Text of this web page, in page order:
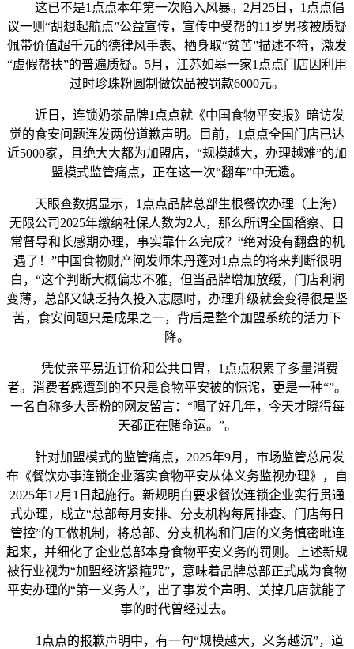
这已不是1点点本年第一次陷入风暴。2月25日，1点点倡
议一则“胡想起航点”公益宣传，宣传中受帮的11岁男孩被质疑
佩带价值超千元的德律风手表、栖身取“贫苦”描述不符，激发
“虚假帮扶”的普遍质疑。5月，江苏如皋一家1点点门店因利用
过时珍珠粉圆制做饮品被罚款6000元。
近日，连锁奶茶品牌1点点就《中国食物平安报》暗访发
觉的食安问题连发两份道歉声明。目前，1点点全国门店已达
近5000家，且绝大大都为加盟店，“规模越大，办理越难”的加
盟模式监管痛点，正在这一次“翻车”中无遗。
天眼查数据显示，1点点品牌总部生根餐饮办理（上海）
无限公司2025年缴纳社保人数为2人，那么所谓全国稽察、日
常督导和长感期办理，事实靠什么完成？“绝对没有翻盘的机
遇了！”中国食物财产阐发师朱丹蓬对1点点的将来判断很明
白，“这个判断大概偏悲不雅，但当品牌增加放缓，门店利润
变薄，总部又缺乏持久投入志愿时，办理升级就会变得很是坚
苦，食安问题只是成果之一，背后是整个加盟系统的活力下
降。
凭仗亲平易近订价和公共口胃，1点点积累了多量消费
者。消费者感遭到的不只是食物平安被的惊诧，更是一种“”。
一名自称多大哥粉的网友留言：“喝了好几年，今天才晓得每
天都正在赌命运。”。
针对加盟模式的监管痛点，2025年9月，市场监管总局发
布《餐饮办事连锁企业落实食物平安从体义务监视办理》，自
2025年12月1日起施行。新规明白要求餐饮连锁企业实行贯通
式办理，成立“总部每月安排、分支机构每周排查、门店每日
管控”的工做机制，将总部、分支机构和门店的义务慎密毗连
起来，并细化了企业总部本身食物平安义务的罚则。上述新规
被行业视为“加盟经济紧箍咒”，意味着品牌总部正式成为食物
平安办理的“第一义务人”，出了事发个声明、关掉几店就能了
事的时代曾经过去。
1点点的报歉声明中，有一句“规模越大，义务越沉”，道